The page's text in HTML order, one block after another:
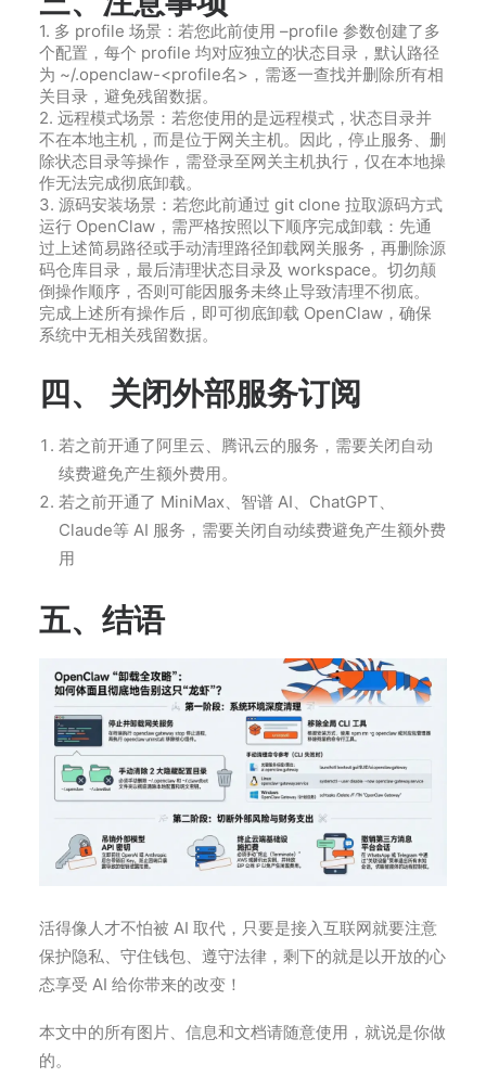
1. 多 profile 场景：若您此前使用 –profile 参数创建了多
个配置，每个 profile 均对应独立的状态目录，默认路径
为 ~/.openclaw-<profile名>，需逐一查找并删除所有相
关目录，避免残留数据。
2. 远程模式场景：若您使用的是远程模式，状态目录并
不在本地主机，而是位于网关主机。因此，停止服务、删
除状态目录等操作，需登录至网关主机执行，仅在本地操
作无法完成彻底卸载。
3. 源码安装场景：若您此前通过 git clone 拉取源码方式
运行 OpenClaw，需严格按照以下顺序完成卸载：先通
过上述简易路径或手动清理路径卸载网关服务，再删除源
码仓库目录，最后清理状态目录及 workspace。切勿颠
倒操作顺序，否则可能因服务未终止导致清理不彻底。
完成上述所有操作后，即可彻底卸载 OpenClaw，确保
系统中无相关残留数据。
四、 关闭外部服务订阅
若之前开通了阿里云、腾讯云的服务，需要关闭自动
续费避免产生额外费用。
若之前开通了 MiniMax、智谱 AI、ChatGPT、
Claude等 AI 服务，需要关闭自动续费避免产生额外费
用
五、结语
活得像人才不怕被 AI 取代，只要是接入互联网就要注意
保护隐私、守住钱包、遵守法律，剩下的就是以开放的心
态享受 AI 给你带来的改变！
本文中的所有图片、信息和文档请随意使用，就说是你做
的。